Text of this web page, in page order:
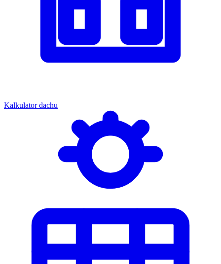
Kalkulator dachu